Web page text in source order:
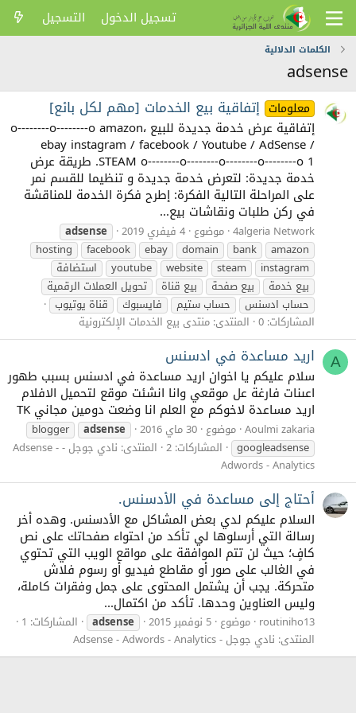
تسجيل الدخول التسجيل
الكلمات الدلالية
adsense
معلومات إتفاقية بيع الخدمات [مهم لكل بائع]
إتفاقية عرض خدمة جديدة للبيع o--------o--------o amazon،
ebay instagram / facebook / Youtube / AdSense /
STEAM o--------o--------o--------o--------o 1. طريقة عرض
خدمة جديدة: لتعرض خدمة جديدة و تنظيما للقسم نمر
على المراحلة التالية الفكرة: إطرح فكرة الخدمة للمناقشة
في ركن طلبات ونقاشات بيع...
4algeria Network موضوع 4 فيفري 2019
adsense
amazon
bank
domain
ebay
facebook
hosting
instagram
steam
website
youtube
استضافة
بيع خدمة
بيع صفحة بيع قناة
تحويل العملات الرقمية
حساب ادسنس
حساب ستيم فايسبوك
قناة يوتيوب
المشاركات: 0
المنتدى: منتدى بيع الخدمات الإلكترونية
A اريد مساعدة في ادسنس
سلام عليكم يا اخوان اريد مساعدة في ادسنس بسبب طهور
اعىنات فارغة عل موقعي وانا انشئت موقع لتحميل الافلام
اريد مساعدة لاخوكم مع العلم انا وضعت دومين مجاني TK
Aoulmi zakaria موضوع 30 ماي 2016 adsense
blogger
googleadsense
المشاركات: 2 المنتدى:
نادي جوجل - Adsense -
Adwords - Analytics
أحتاج إلى مساعدة في الأدسنس.
السلام عليكم لدي بعض المشاكل مع الأدسنس. وهده أخر
رسالة التي أرسلوها لي تأكد من احتواء صفحاتك على نص
كافٍ؛ حيث لن تتم الموافقة على مواقع الويب التي تحتوي
في الغالب على صور أو مقاطع فيديو أو رسوم فلاش
متحركة. يجب أن يشتمل المحتوى على جمل وفقرات كاملة،
وليس العناوين وحدها. تأكد من اكتمال...
routiniho13 موضوع 5 نوفمبر 2015 adsense
المشاركات: 1
المنتدى: نادي جوجل - Adsense - Adwords - Analytics